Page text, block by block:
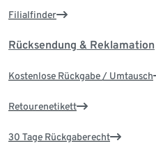
Filialfinder
Rücksendung & Reklamation
Kostenlose Rückgabe / Umtausch
Retourenetikett
30 Tage Rückgaberecht